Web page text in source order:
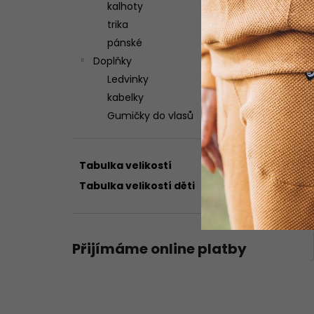
kalhoty
trika
pánské
Doplňky
Ledvinky
kabelky
Gumičky do vlasů
Tabulka velikostí
Tabulka velikostí děti
Přijímáme online platby